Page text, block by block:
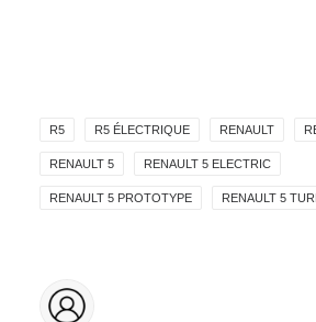
R5 R5 ÉLECTRIQUE RENAULT
RENAULT 5 RENAULT 5 ELECTRIC
RENAULT 5 PROTOTYPE RENAULT 5